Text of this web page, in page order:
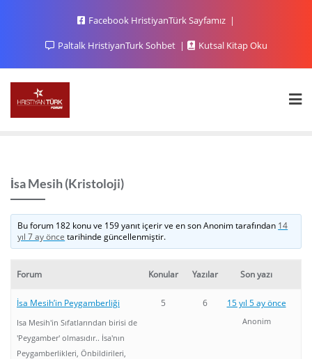
Facebook HristiyanTürk Sayfamız
Paltalk HristiyanTurk Sohbet
Kutsal Kitap Oku
İsa Mesih (Kristoloji)
Bu forum 182 konu ve 159 yanıt içerir ve en sonAnonimtarafından 14
yıl 7 ay önce tarihinde güncellenmiştir.
Forum Konular Yazılar Son yazı
İsa Mesih’in Peygamberliği
Isa Mesih'in Sıfatlarından birisi de
'Peygamber' olmasıdır.. İsa'nın
Peygamberlikleri, Önbildirileri,
5 6 15 yıl 5 ay önce
Anonim